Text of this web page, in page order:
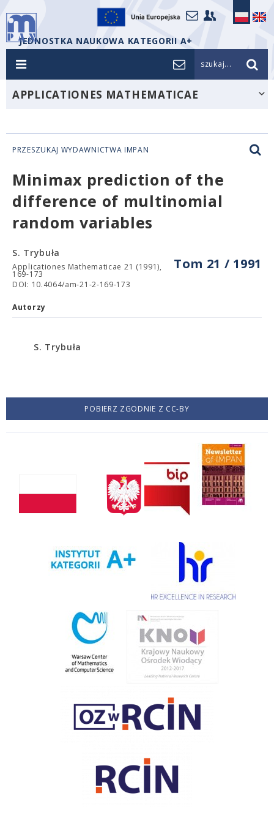
JEDNOSTKA NAUKOWA KATEGORII A+
szukaj...
APPLICATIONES MATHEMATICAE
PRZESZUKAJ WYDAWNICTWA IMPAN
Minimax prediction of the
difference of multinomial
random variables
Tom 21 / 1991
S. Trybuła
Applicationes Mathematicae 21 (1991),
169-173
DOI: 10.4064/am-21-2-169-173
Autorzy
S. Trybuła
POBIERZ ZGODNIE Z CC-BY